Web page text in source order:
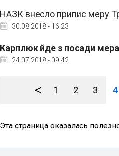
НАЗК внесло припис меру
30.08.2018 - 16:23
Карплюк йде з посади мера
24.07.2018 - 09:42
< 1 2 3 4
Эта страница оказалась